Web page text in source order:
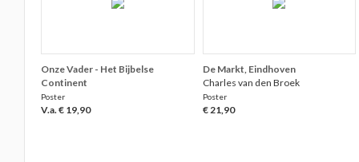
Onze Vader - Het Bijbelse
Continent
Poster
V.a. € 19,90
De Markt, Eindhoven
Charles van den Broek
Poster
€ 21,90